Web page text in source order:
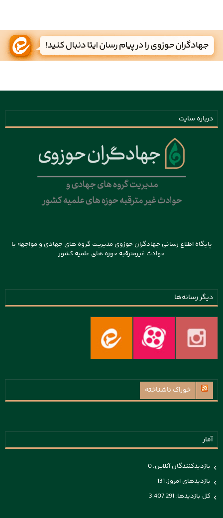
درباره سایت
پایگاه اطلاع رسانی جهادگران حوزوی مدیریت گروه های جهادی و مواجهه با
حوادث غیرمترقبه حوزه های علمیه کشور
دیگر رسانه‌ها
خوراک ناشناخته
آمار
بازدیدکنندگان آنلاین:0
بازدیدهای امروز:131
کل بازدیدها:3,407,291